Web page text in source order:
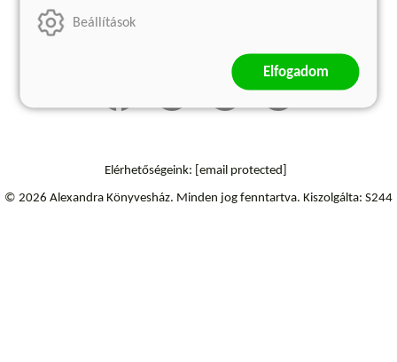
Szállítási információk
Elérhetőségeink: [email protected]
© 2026 Alexandra Könyvesház. Minden jog fenntartva. Kiszolgálta: S244
Beállítások
Elfogadom